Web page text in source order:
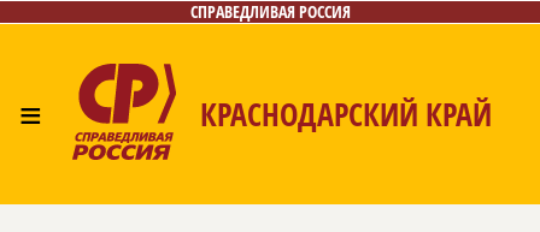
СПРАВЕДЛИВАЯ РОССИЯ
≡ КРАСНОДАРСКИЙ КРАЙ